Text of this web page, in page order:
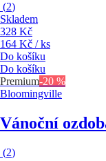
(2)
Skladem
328 Kč
164 Kč / ks
Do košíku
Do košíku
Premium-20 %
Bloomingville
Vánoční
(2)